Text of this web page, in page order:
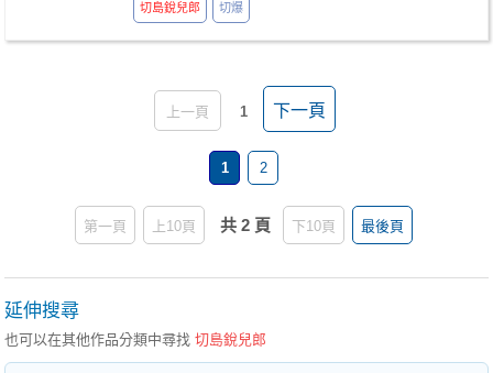
切島銳兒郎 切爆
上一頁 1 下一頁
1 2
第一頁 上10頁 共 2 頁 下10頁 最後頁
延伸搜尋
也可以在其他作品分類中尋找切島銳兒郎